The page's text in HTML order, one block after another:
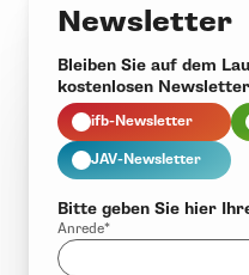
Newsletter
Bleiben Sie auf dem
kostenlosen
ifb-Newsletter
JAV-Newsletter
Bitte geben Sie hier
Anrede*